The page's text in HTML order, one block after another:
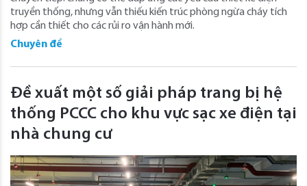
truyền thống, nhưng vẫn thiếu kiến trúc phòng ngừa cháy tích
hợp cần thiết cho các rủi ro vận hành mới.
Chuyên đề
Đề xuất một số giải pháp trang bị hệ
thống PCCC cho khu vực sạc xe điện tại
nhà chung cư